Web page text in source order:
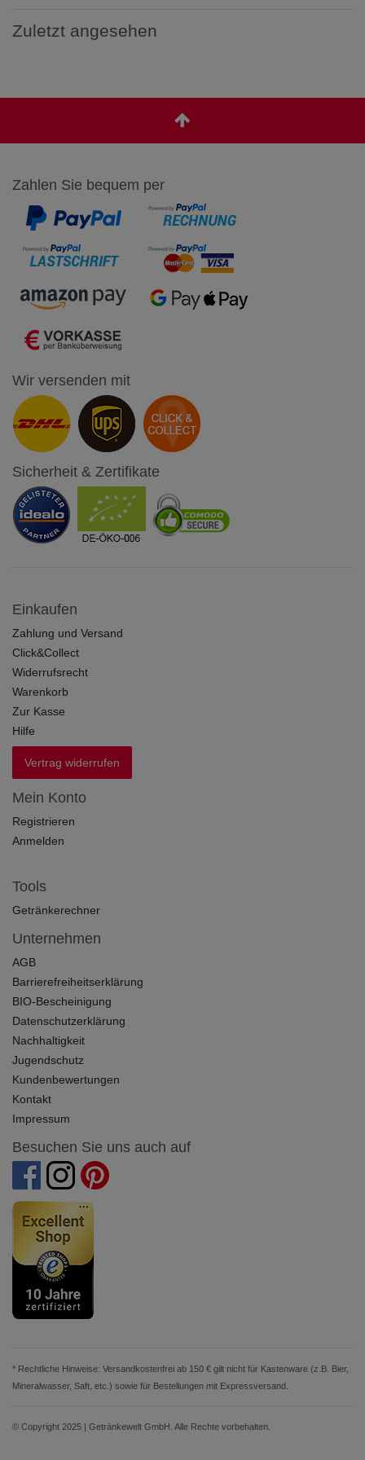
Zuletzt angesehen
Zahlen Sie bequem per
Wir versenden mit
Sicherheit & Zertifikate
Einkaufen
Zahlung und Versand
Click&Collect
Widerrufsrecht
Warenkorb
Zur Kasse
Hilfe
Vertrag widerrufen
Mein Konto
Registrieren
Anmelden
Tools
Getränkerechner
Unternehmen
AGB
Barrierefreiheitserklärung
BIO-Bescheinigung
Datenschutzerklärung
Nachhaltigkeit
Jugendschutz
Kundenbewertungen
Kontakt
Impressum
Besuchen Sie uns auch auf
* Rechtliche Hinweise: Versandkostenfrei ab 150 € gilt nicht für Kastenware (z.B. Bier,
Mineralwasser, Saft, etc.) sowie für Bestellungen mit Expressversand.
© Copyright 2025 | Getränkewelt GmbH. Alle Rechte vorbehalten.